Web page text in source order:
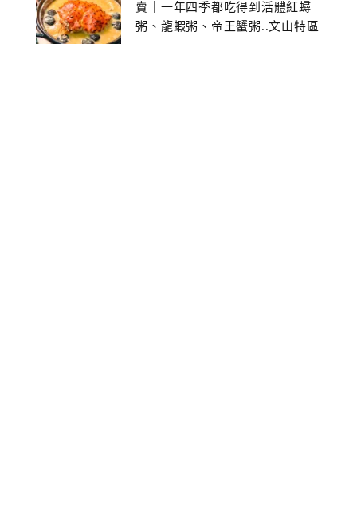
賣｜一年四季都吃得到活體紅蟳
粥、龍蝦粥、帝王蟹粥..文山特區